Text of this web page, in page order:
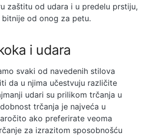
zaštitu od udara i u predelu prstiju,
od onog za petu.
i udara
svaki od navedenih stilova
da u njima učestvuju različite
udari su prilikom trčanja u
trčanja je najveća u
ako preferirate veoma
za izrazitom sposobnošću